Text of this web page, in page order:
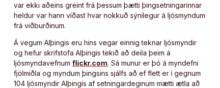
var ekki aðeins greint frá þessum þætti þingsetningarinnar
heldur var hann víðast hvar nokkuð sýnilegur á ljósmyndum
frá viðburðinum.
Á vegum Alþingis eru hins vegar einnig teknar ljósmyndir
og hefur skrifstofa Alþingis tekið að deila þeim á
ljósmyndavefnum flickr.com. Sá munur er þó á myndefni
fjölmiðla og myndum þingsins sjálfs að ef flett er í gegnum
104 ljósmyndir Alþingis af setningardeginum mætti ætla að